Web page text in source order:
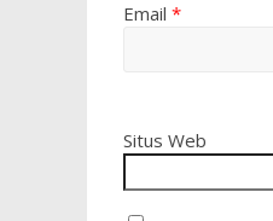
Email *
Situs Web